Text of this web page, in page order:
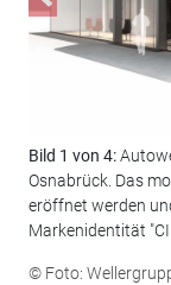
Bild 1 von 4:
Osnabrück. Das
eröffnet werden
Markenidentität
© Foto: